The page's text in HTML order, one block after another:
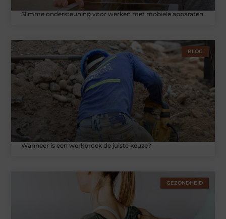
Slimme ondersteuning voor werken met mobiele apparaten
BLOG
Wanneer is een werkbroek de juiste keuze?
GEZONDHEID